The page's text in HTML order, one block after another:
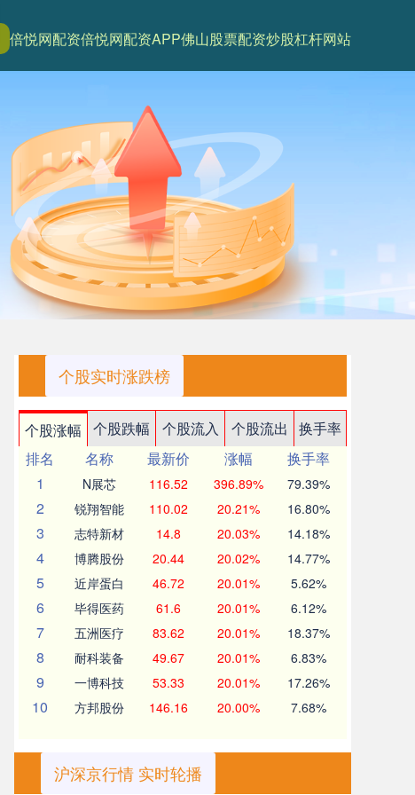
倍悦网配资倍悦网配资APP佛山股票配资炒股杠杆网站
个股实时涨跌榜
个股涨幅 个股跌幅 个股流入 个股流出
换手率
排名
名称 最新价 涨幅
换手率
1
N展芯 116.52 396.89% 79.39%
2 锐翔智能 110.02 20.21% 16.80%
3 志特新材 14.8 20.03% 14.18%
4 博腾股份 20.44 20.02% 14.77%
5 近岸蛋白 46.72 20.01% 5.62%
6 毕得医药 61.6 20.01% 6.12%
7 五洲医疗 83.62 20.01% 18.37%
8 耐科装备 49.67 20.01% 6.83%
9 一博科技 53.33 20.01% 17.26%
10 方邦股份 146.16 20.00% 7.68%
沪深京行情 实时轮播